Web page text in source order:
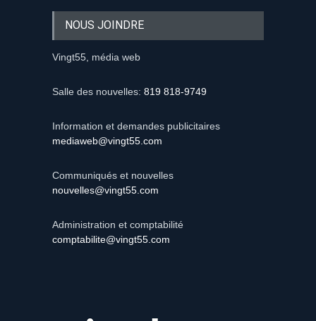
NOUS JOINDRE
Vingt55, média web
Salle des nouvelles: 819 818-9749
Information et demandes publicitaires
mediaweb@vingt55.com
Communiqués et nouvelles
nouvelles@vingt55.com
Administration et comptabilité
comptabilite@vingt55.com